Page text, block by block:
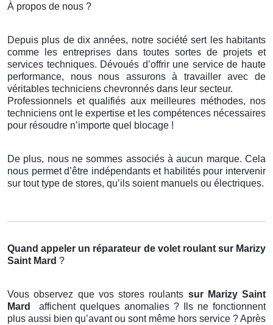
À propos de nous ?
Depuis plus de dix années, notre société sert les habitants
comme les entreprises dans toutes sortes de projets et
services techniques. Dévoués d’offrir une service de haute
performance, nous nous assurons à travailler avec de
véritables techniciens chevronnés dans leur secteur.
Professionnels et qualifiés aux meilleures méthodes, nos
techniciens ont le expertise et les compétences nécessaires
pour résoudre n’importe quel blocage !
De plus, nous ne sommes associés à aucun marque. Cela
nous permet d’être indépendants et habilités pour intervenir
sur tout type de stores, qu’ils soient manuels ou électriques.
Quand appeler un réparateur de volet roulant sur Marizy
Saint Mard ?
Vous observez que vos stores roulants sur Marizy Saint
Mard
affichent quelques anomalies ? Ils ne fonctionnent
plus aussi bien qu’avant ou sont même hors service ? Après